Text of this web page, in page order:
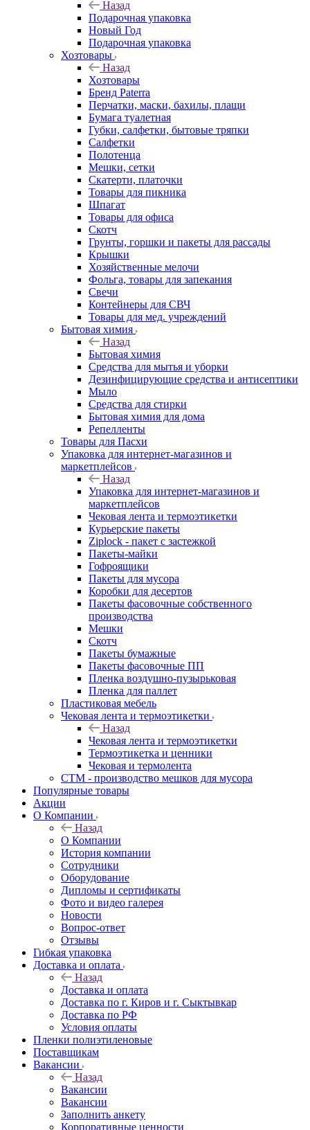
Назад
Подарочная упаковка
Новый Год
Подарочная упаковка
Хозтовары
Назад
Хозтовары
Бренд Paterra
Перчатки, маски, бахилы, плащи
Бумага туалетная
Губки, салфетки, бытовые тряпки
Салфетки
Полотенца
Мешки, сетки
Скатерти, платочки
Товары для пикника
Шпагат
Товары для офиса
Скотч
Грунты, горшки и пакеты для рассады
Крышки
Хозяйственные мелочи
Фольга, товары для запекания
Свечи
Контейнеры для СВЧ
Товары для мед. учреждений
Бытовая химия
Назад
Бытовая химия
Средства для мытья и уборки
Дезинфицирующие средства и антисептики
Мыло
Средства для стирки
Бытовая химия для дома
Репелленты
Товары для Пасхи
Упаковка для интернет-магазинов и
маркетплейсов
Назад
Упаковка для интернет-магазинов и
маркетплейсов
Чековая лента и термоэтикетки
Курьерские пакеты
Ziplock - пакет с застежкой
Пакеты-майки
Гофроящики
Пакеты для мусора
Коробки для десертов
Пакеты фасовочные собственного
производства
Мешки
Скотч
Пакеты бумажные
Пакеты фасовочные ПП
Пленка воздушно-пузырьковая
Пленка для паллет
Пластиковая мебель
Чековая лента и термоэтикетки
Назад
Чековая лента и термоэтикетки
Термоэтикетка и ценники
Чековая и термолента
СТМ - производство мешков для мусора
Популярные товары
Акции
О Компании
Назад
О Компании
История компании
Сотрудники
Оборудование
Дипломы и сертификаты
Фото и видео галерея
Новости
Вопрос-ответ
Отзывы
Гибкая упаковка
Доставка и оплата
Назад
Доставка и оплата
Доставка по г. Киров и г. Сыктывкар
Доставка по РФ
Условия оплаты
Пленки полиэтиленовые
Поставщикам
Вакансии
Назад
Вакансии
Вакансии
Заполнить анкету
Корпоративные ценности